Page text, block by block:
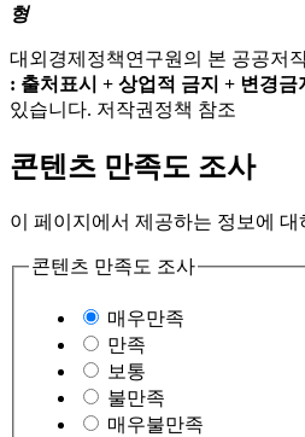
형
대외경제정책연구원의 본 공공저
: 출처표시 + 상업적 금지 + 변경금
있습니다. 저작권정책 참조
콘텐츠 만족도 조사
이 페이지에서 제공하는 정보에
콘텐츠 만족도 조사
매우만족
만족
보통
불만족
매우불만족